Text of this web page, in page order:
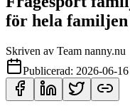
för hela familjen
Skriven av Team nanny.nu
Publicerad: 2026-06-16